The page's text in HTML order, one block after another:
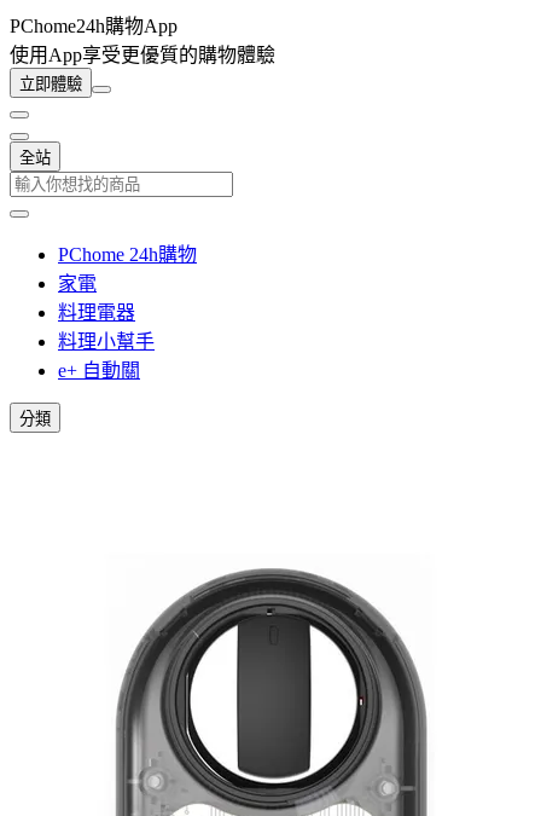
PChome24h購物App
使用App享受更優質的購物體驗
立即體驗
全站
PChome 24h購物
家電
料理電器
料理小幫手
e+ 自動關
分類